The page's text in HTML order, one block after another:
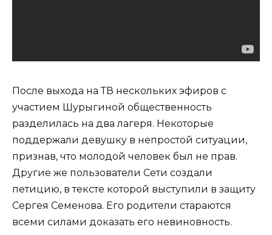
После выхода на ТВ нескольких эфиров с
участием Шурыгиной общественность
разделилась на два лагеря. Некоторые
поддержали девушку в непростой ситуации,
признав, что молодой человек был не прав.
Другие же пользователи Сети создали
петицию, в тексте которой выступили в защиту
Сергея Семенова. Его родители стараются
всеми силами доказать его невиновность.